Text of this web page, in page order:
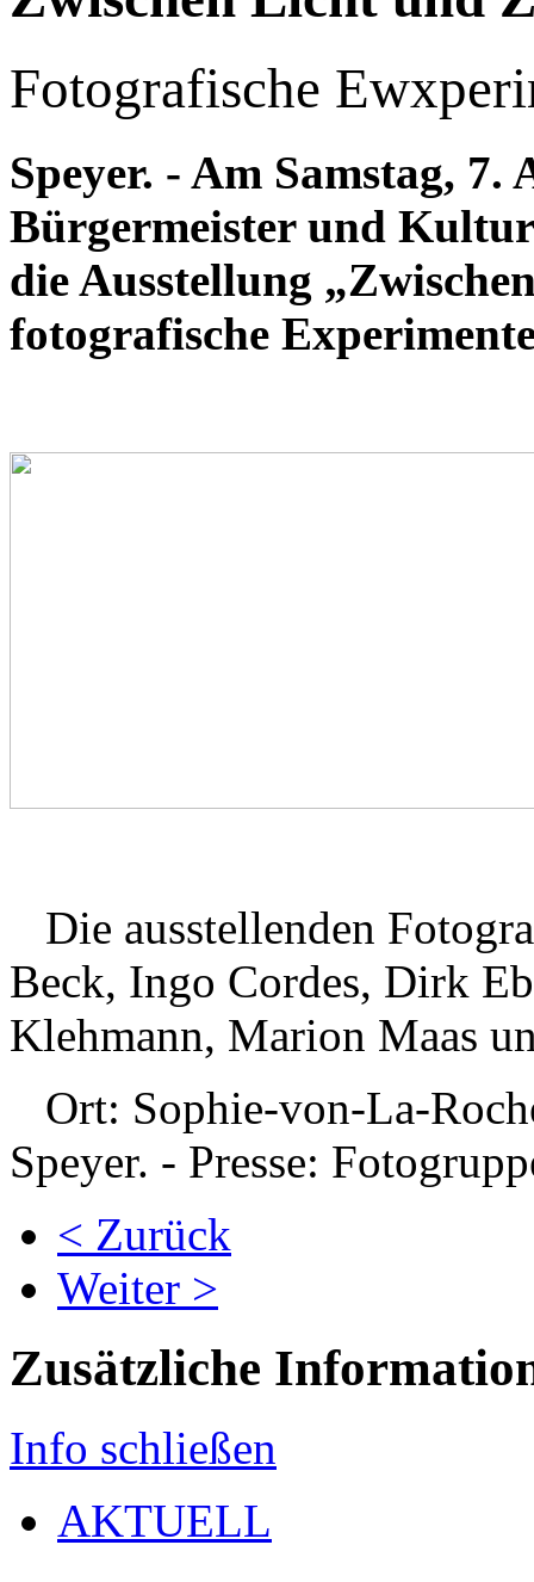
Fotografische
Speyer. - Am Samstag,
Bürgermeister und
die Ausstellung
fotografische
Die ausstellenden
Beck, Ingo Cordes, Dirk
Klehmann, Marion Maas
Ort: Sophie-von-La-
Speyer. - Presse:
< Zurück
Weiter >
Zusätzliche
Info schließen
AKTUELL